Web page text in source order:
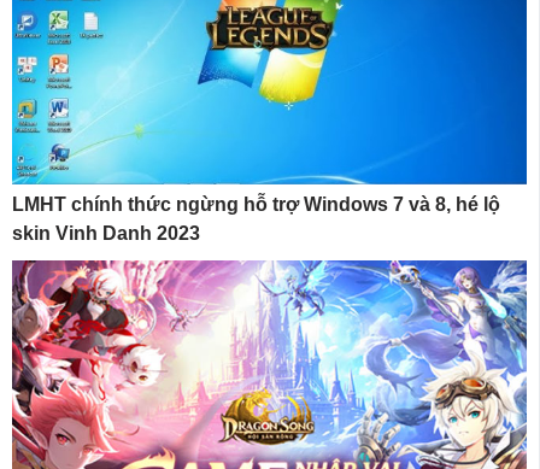
LMHT chính thức ngừng hỗ trợ Windows 7 và 8, hé lộ
skin Vinh Danh 2023